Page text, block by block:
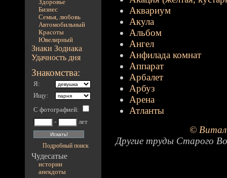
Здоровье
Бизнес
Семья, любовь
Автомобильный
Красоты
Ювелирный
Знаки Зодиака
Удачность дня
Знакомства:
Я:
Ищу:
С фотографией:
-
лет
Подробный поиск
Чудесатые
истории
анекдоты
Аквариум
Акула
Альбом
Ангел
Анфилада комнат
Аппарат
Арбалет
Арбуз
Арена
Атланты
©
Другие труды Старого